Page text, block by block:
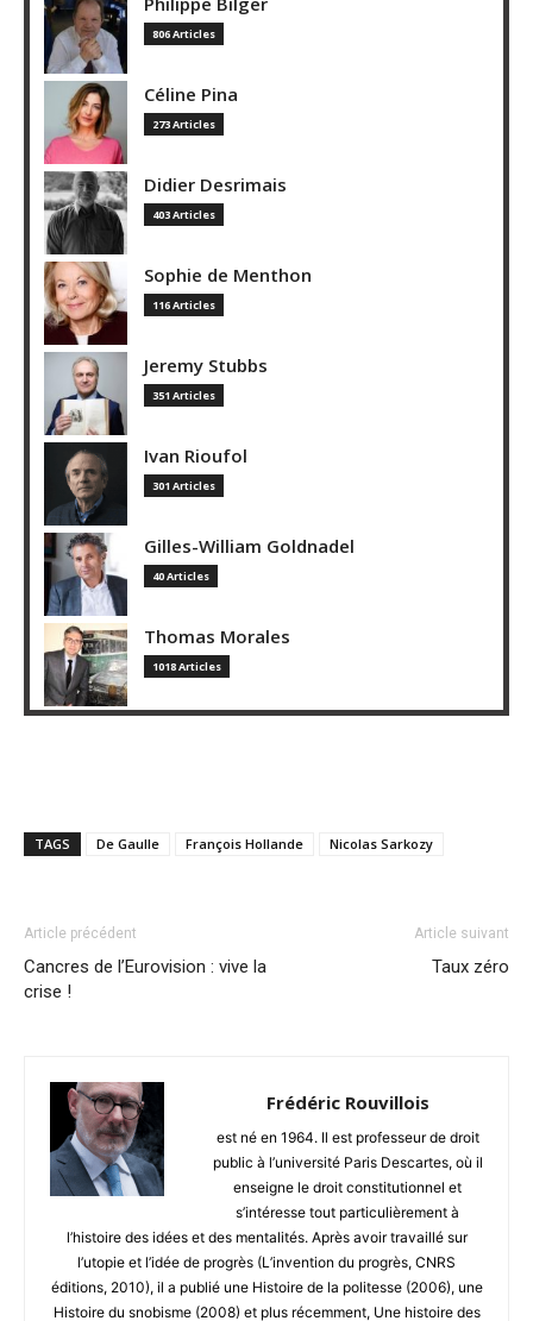
806 Articles
Céline Pina
273 Articles
Didier Desrimais
403 Articles
Sophie de Menthon
116 Articles
Jeremy Stubbs
351 Articles
Ivan Rioufol
301 Articles
Gilles-William Goldnadel
40 Articles
Thomas Morales
1018 Articles
TAGS De Gaulle François Hollande Nicolas Sarkozy
Article précédent
Cancres de l’Eurovision : vive la
crise !
Article suivant
Taux zéro
Frédéric Rouvillois
est né en 1964. Il est professeur de droit
public à l’université Paris Descartes, où il
enseigne le droit constitutionnel et
s’intéresse tout particulièrement à
l’histoire des idées et des mentalités. Après avoir travaillé sur
l’utopie et l’idée de progrès (L’invention du progrès, CNRS
éditions, 2010), il a publié une Histoire de la politesse (2006), une
Histoire du snobisme (2008) et plus récemment, Une histoire des